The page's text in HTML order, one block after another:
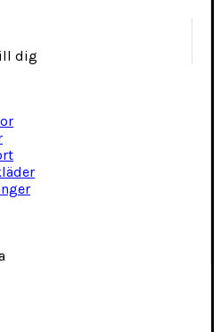
dig